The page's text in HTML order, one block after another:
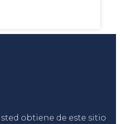
obtiene de este sitio